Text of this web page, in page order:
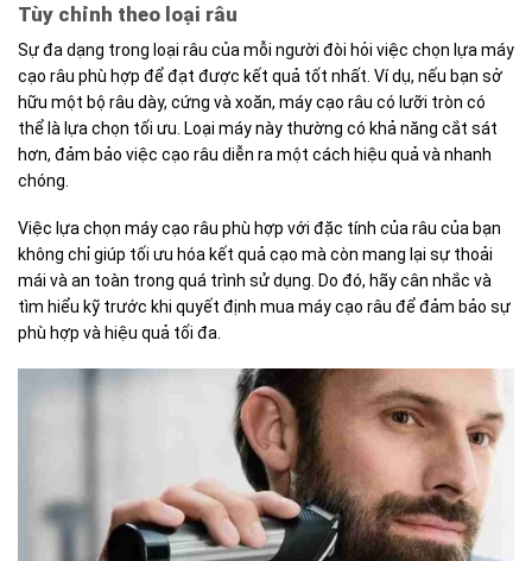
Tùy chỉnh theo loại râu
Sự đa dạng trong loại râu của mỗi người đòi hỏi việc chọn lựa máy
cạo râu phù hợp để đạt được kết quả tốt nhất. Ví dụ, nếu bạn sở
hữu một bộ râu dày, cứng và xoăn, máy cạo râu có lưỡi tròn có
thể là lựa chọn tối ưu. Loại máy này thường có khả năng cắt sát
hơn, đảm bảo việc cạo râu diễn ra một cách hiệu quả và nhanh
chóng.
Việc lựa chọn máy cạo râu phù hợp với đặc tính của râu của bạn
không chỉ giúp tối ưu hóa kết quả cạo mà còn mang lại sự thoải
mái và an toàn trong quá trình sử dụng. Do đó, hãy cân nhắc và
tìm hiểu kỹ trước khi quyết định mua máy cạo râu để đảm bảo sự
phù hợp và hiệu quả tối đa.